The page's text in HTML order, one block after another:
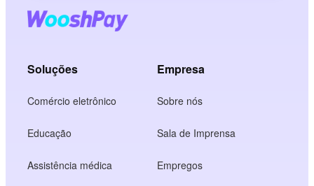
Soluções
Comércio eletrônico
Educação
Assistência médica
Empresa
Sobre nós
Sala de Imprensa
Empregos